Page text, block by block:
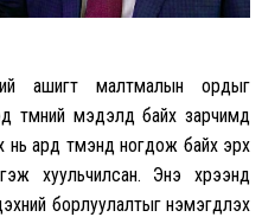
ашигт малтмалын ордыг
түмний мэдэлд байх зарчимд
нь ард түмэнд ногдож байх эрх
хуульчилсан. Энэ хүрээнд
борлуулалтыг нэмэгдүүлэх